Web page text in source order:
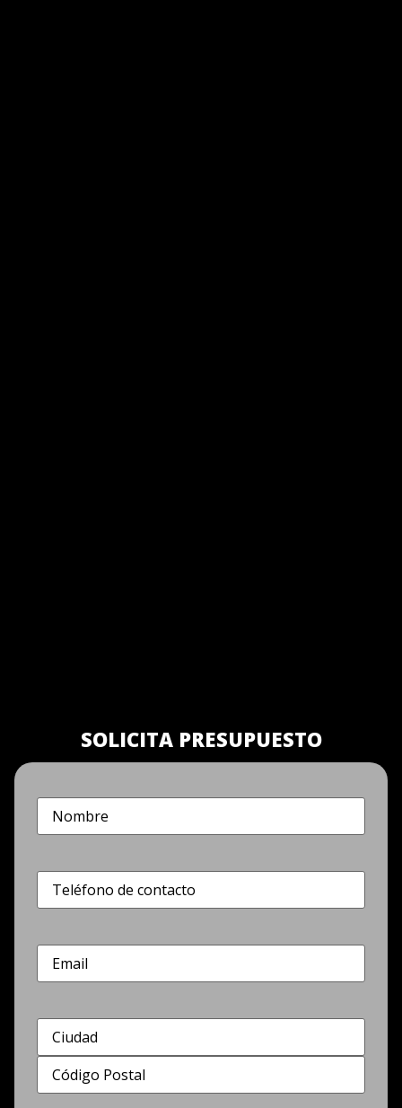
SOLICITA PRESUPUESTO
Nombre
Teléfono(Obligatorio)
Correo
electrónico
Dirección